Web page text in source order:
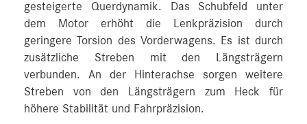
gesteigerte Querdynamik. Das Schubfeld unter
dem Motor erhöht die Lenkpräzision durch
geringere Torsion des Vorderwagens. Es ist durch
zusätzliche Streben mit den Längsträgern
verbunden. An der Hinterachse sorgen weitere
Streben von den Längsträgern zum Heck für
höhere Stabilität und Fahrpräzision.